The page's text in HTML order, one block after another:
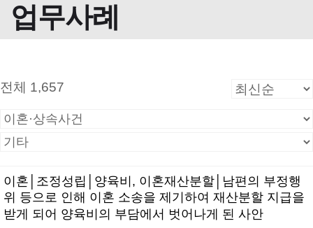
업무사례
전체 1,657
이혼│조정성립│양육비, 이혼재산분할│남편의 부정행
위 등으로 인해 이혼 소송을 제기하여 재산분할 지급을
받게 되어 양육비의 부담에서 벗어나게 된 사안